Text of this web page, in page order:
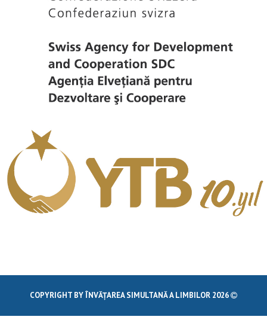
COPYRIGHT BY ÎNVĂȚAREA SIMULTANĂ A LIMBILOR 2026